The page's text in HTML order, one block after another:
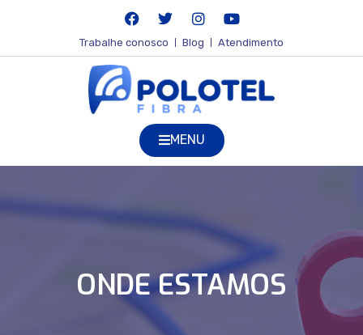
Trabalhe conosco Blog Atendimento
MENU
ONDE ESTAMOS